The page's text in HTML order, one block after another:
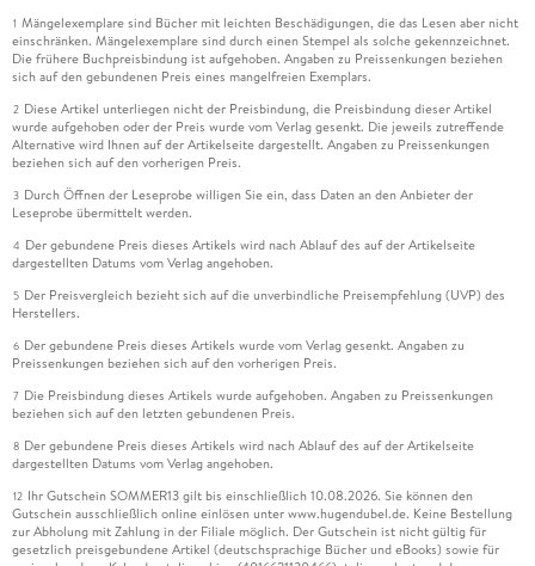
1 Mängelexemplare sind Bücher mit leichten Beschädigungen, die das Lesen aber nicht
einschränken. Mängelexemplare sind durch einen Stempel als solche gekennzeichnet.
Die frühere Buchpreisbindung ist aufgehoben. Angaben zu Preissenkungen beziehen
sich auf den gebundenen Preis eines mangelfreien Exemplars.
2 Diese Artikel unterliegen nicht der Preisbindung, die Preisbindung dieser Artikel
wurde aufgehoben oder der Preis wurde vom Verlag gesenkt. Die jeweils zutreffende
Alternative wird Ihnen auf der Artikelseite dargestellt. Angaben zu Preissenkungen
beziehen sich auf den vorherigen Preis.
3 Durch Öffnen der Leseprobe willigen Sie ein, dass Daten an den Anbieter der
Leseprobe übermittelt werden.
4 Der gebundene Preis dieses Artikels wird nach Ablauf des auf der Artikelseite
dargestellten Datums vom Verlag angehoben.
5 Der Preisvergleich bezieht sich auf die unverbindliche Preisempfehlung (UVP) des
Herstellers.
6 Der gebundene Preis dieses Artikels wurde vom Verlag gesenkt. Angaben zu
Preissenkungen beziehen sich auf den vorherigen Preis.
7 Die Preisbindung dieses Artikels wurde aufgehoben. Angaben zu Preissenkungen
beziehen sich auf den letzten gebundenen Preis.
8 Der gebundene Preis dieses Artikels wird nach Ablauf des auf der Artikelseite
dargestellten Datums vom Verlag angehoben.
12 Ihr Gutschein SOMMER13 gilt bis einschließlich 10.08.2026. Sie können den
Gutschein ausschließlich online einlösen unter www.hugendubel.de. Keine Bestellung
zur Abholung mit Zahlung in der Filiale möglich. Der Gutschein ist nicht gültig für
gesetzlich preisgebundene Artikel (deutschsprachige Bücher und eBooks) sowie für